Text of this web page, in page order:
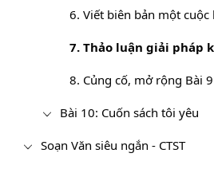
6. Viết biên bản một
8. Củng cố, mở rộng Bài 9
Bài 10: Cuốn sách tôi yêu
Soạn Văn siêu ngắn - CTST